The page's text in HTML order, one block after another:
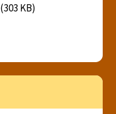
(303 KB)